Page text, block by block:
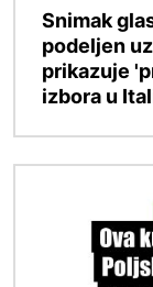
Snimak
podeljen
prikazuje
izbora u